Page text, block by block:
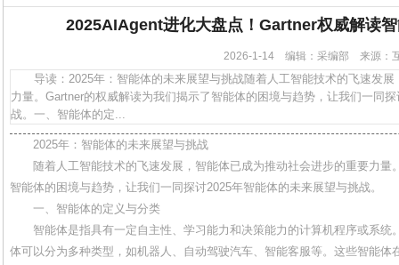
2025AIAgent进化大盘点！Gartner权威解读
2026-1-14 编辑：采编部 来源
导读：2025年：智能体的未来展望与挑战随着人工智能技术的飞速发展
力量。Gartner的权威解读为我们揭示了智能体的困境与趋势，让我们一同
战。一、智能体的定...
2025年：智能体的未来展望与挑战
随着人工智能技术的飞速发展，智能体已成为推动社会进步的重要力量
智能体的困境与趋势，让我们一同探讨2025年智能体的未来展望与挑战。
一、智能体的定义与分类
智能体是指具有一定自主性、学习能力和决策能力的计算机程序或系统
体可以分为多种类型，如机器人、自动驾驶汽车、智能客服等。这些智能体